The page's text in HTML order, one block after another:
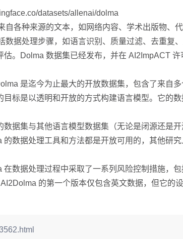
datasets/allenai/dolma
自各种来源的文本，如网络内容、学术出版物、
数据处理步骤，如语言识别、质量过滤、去重复
估。Dolma 数据集已经发布，并在 AI2ImpACT
是迄今为止最大的开放数据集，包含了来自
目标是以透明和开放的方式构建语言模型。它的
数据集与其他语言模型数据集（无论是闭源还是
的数据处理工具和方法都是开放可用的，其他研
在数据处理过程中采取了一系列风险控制措施，
的第一个版本仅包含英文数据，但它